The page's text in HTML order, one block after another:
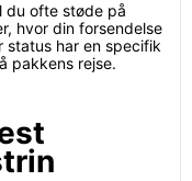
du ofte støde på
hvor din forsendelse
status har en specifik
pakkens rejse.